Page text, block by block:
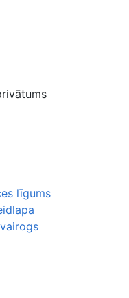
līgums